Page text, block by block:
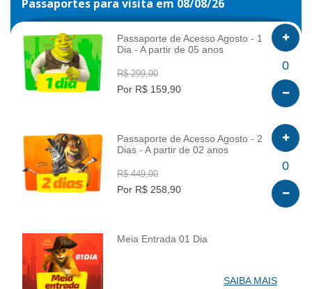
Passaportes para visita em 08/08/26
INFO
Passaporte de Acesso Agosto - 1
Dia - A partir de 05 anos
R$ 299,00
Por R$ 159,90
0
INFO
Passaporte de Acesso Agosto - 2
Dias - A partir de 02 anos
R$ 449,00
Por R$ 258,90
0
INFO
Meia Entrada 01 Dia
SAIBA MAIS